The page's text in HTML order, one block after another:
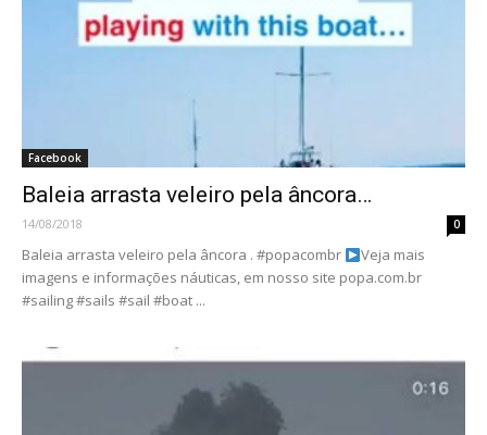
Facebook
Baleia arrasta veleiro pela âncora…
14/08/2018 0
Baleia arrasta veleiro pela âncora . #popacombr
Veja mais
imagens e informações náuticas, em nosso site popa.com.br
#sailing #sails #sail #boat ...